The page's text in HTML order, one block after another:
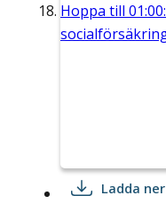
Hoppa till
Ladda ner